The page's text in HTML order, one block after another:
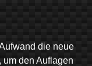
die neue
um den Auflagen